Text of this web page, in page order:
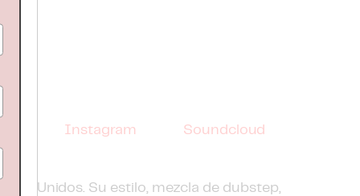
Instagram
Soundcloud
Unidos. Su estilo, mezcla de dubstep,